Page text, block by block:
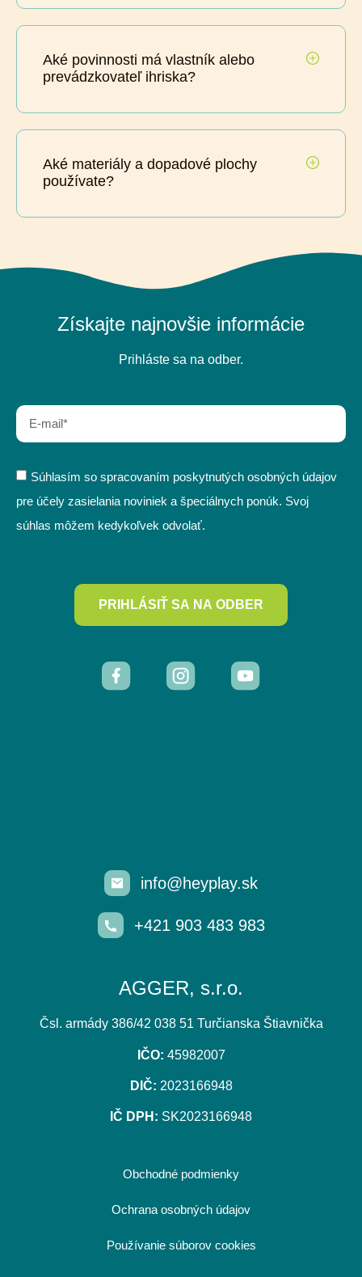
Aké povinnosti má vlastník alebo
prevádzkovateľ ihriska?
Aké materiály a dopadové plochy
používate?
info@heyplay.sk
+421 903 483 983
AGGER, s.r.o.
Čsl. armády 386/42 038 51 Turčianska Štiavnička
IČO: 45982007
DIČ: 2023166948
IČ DPH: SK2023166948
Získajte najnovšie informácie
Prihláste sa na odber.
Súhlasím so spracovaním poskytnutých osobných údajov
pre účely zasielania noviniek a špeciálnych ponúk. Svoj
súhlas môžem kedykoľvek odvolať.
PRIHLÁSIŤ SA NA ODBER
Obchodné podmienky
Ochrana osobných údajov
Používanie súborov cookies